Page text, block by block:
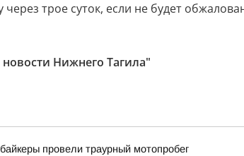
через трое суток, если не будет
Нижнего Тагила"
провели траурный мотопробег